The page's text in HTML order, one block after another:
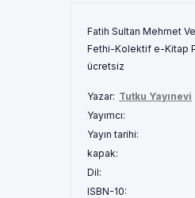
Fatih Sultan Mehmet
Fethi-Kolektif e-Kitap
ücretsiz
Yazar: Tutku Yayınevi
Yayımcı:
Yayın tarihi:
kapak:
Dil:
ISBN-10: